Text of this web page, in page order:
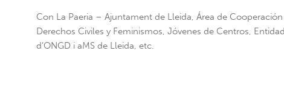
Con La Paeria – Ajuntament de Lleida, Área de
Derechos Civiles y Feminismos, Jóvenes de Centros,
d’ONGD i aMS de Lleida, etc.